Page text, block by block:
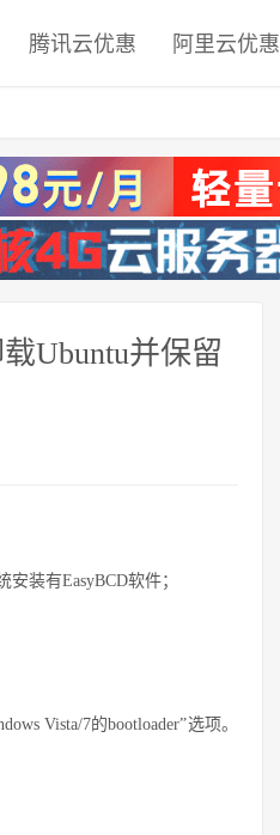
腾讯云优惠 阿里云优惠
Ubuntu并保留
装有EasyBCD软件；
Vista/7的bootloader”选项。